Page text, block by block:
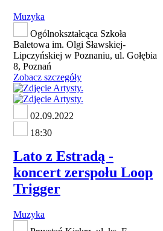
Muzyka
Ogólnokształcąca Szkoła
Baletowa im. Olgi Sławskiej-
Lipczyńskiej w Poznaniu, ul. Gołębia
8, Poznań
Zobacz szczegóły
02.09.2022
18:30
Lato z Estradą -
koncert zerspołu Loop
Trigger
Muzyka